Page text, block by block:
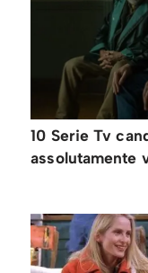
10 Serie Tv
assolutamente